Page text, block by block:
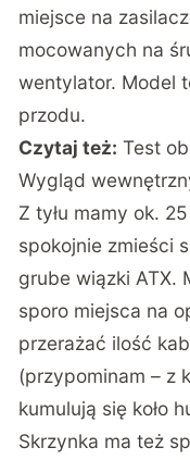
miejsce na
mocowanych na
wentylator. Model
przodu.
Czytaj też: Test
Wygląd
Z tyłu mamy ok.
spokojnie zmieści
grube wiązki ATX.
sporo miejsca na
przerażać ilość
(przypominam – z
kumulują się koło
Skrzynka ma też